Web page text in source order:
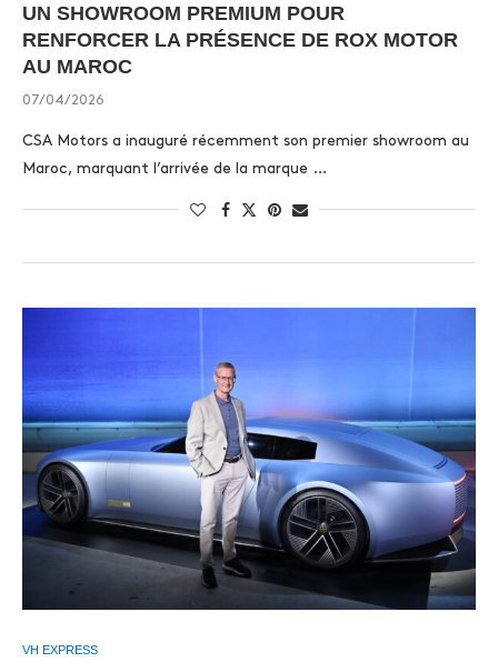
UN SHOWROOM PREMIUM POUR
RENFORCER LA PRÉSENCE DE ROX MOTOR
AU MAROC
07/04/2026
CSA Motors a inauguré récemment son premier showroom au
Maroc, marquant l’arrivée de la marque …
VH EXPRESS